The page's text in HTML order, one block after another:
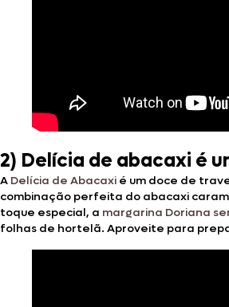
2) Delícia de abacaxi é
A Delícia de Abacaxi é um doce de
combinação perfeita do abacaxi
toque especial, a margarina Doriana
folhas de hortelã. Aproveite para